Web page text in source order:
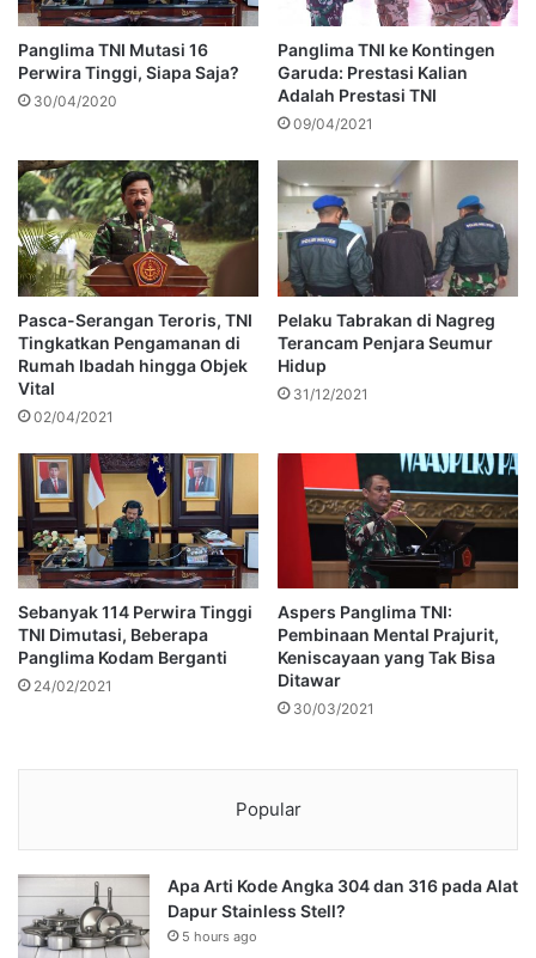
Panglima TNI Mutasi 16
Perwira Tinggi, Siapa Saja?
30/04/2020
Panglima TNI ke Kontingen
Garuda: Prestasi Kalian
Adalah Prestasi TNI
09/04/2021
Pasca-Serangan Teroris, TNI
Tingkatkan Pengamanan di
Rumah Ibadah hingga Objek
Vital
02/04/2021
Pelaku Tabrakan di Nagreg
Terancam Penjara Seumur
Hidup
31/12/2021
Sebanyak 114 Perwira Tinggi
TNI Dimutasi, Beberapa
Panglima Kodam Berganti
24/02/2021
Aspers Panglima TNI:
Pembinaan Mental Prajurit,
Keniscayaan yang Tak Bisa
Ditawar
30/03/2021
Popular
Apa Arti Kode Angka 304 dan 316 pada Alat
Dapur Stainless Stell?
5 hours ago